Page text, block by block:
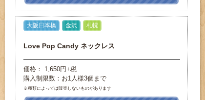
大阪日本橋 金沢 札幌
Love Pop Candy ネックレス
価格： 1,650円+税
購入制限数：お1人様3個まで
※種類によっては販売しないものがあります